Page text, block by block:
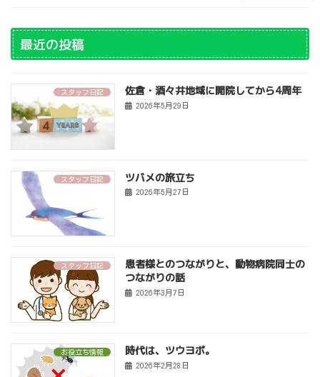
最近の投稿
スタッフ日記 佐倉・酒々井地域に開院してから4周年
2026年5月29日
スタッフ日記 ツバメの旅立ち
2026年5月27日
スタッフ日記
患者様とのつながりと、動物病院同士の
つながりの話
2026年3月7日
お役立ち情報 時代は、ツウヨボ。
2026年2月28日